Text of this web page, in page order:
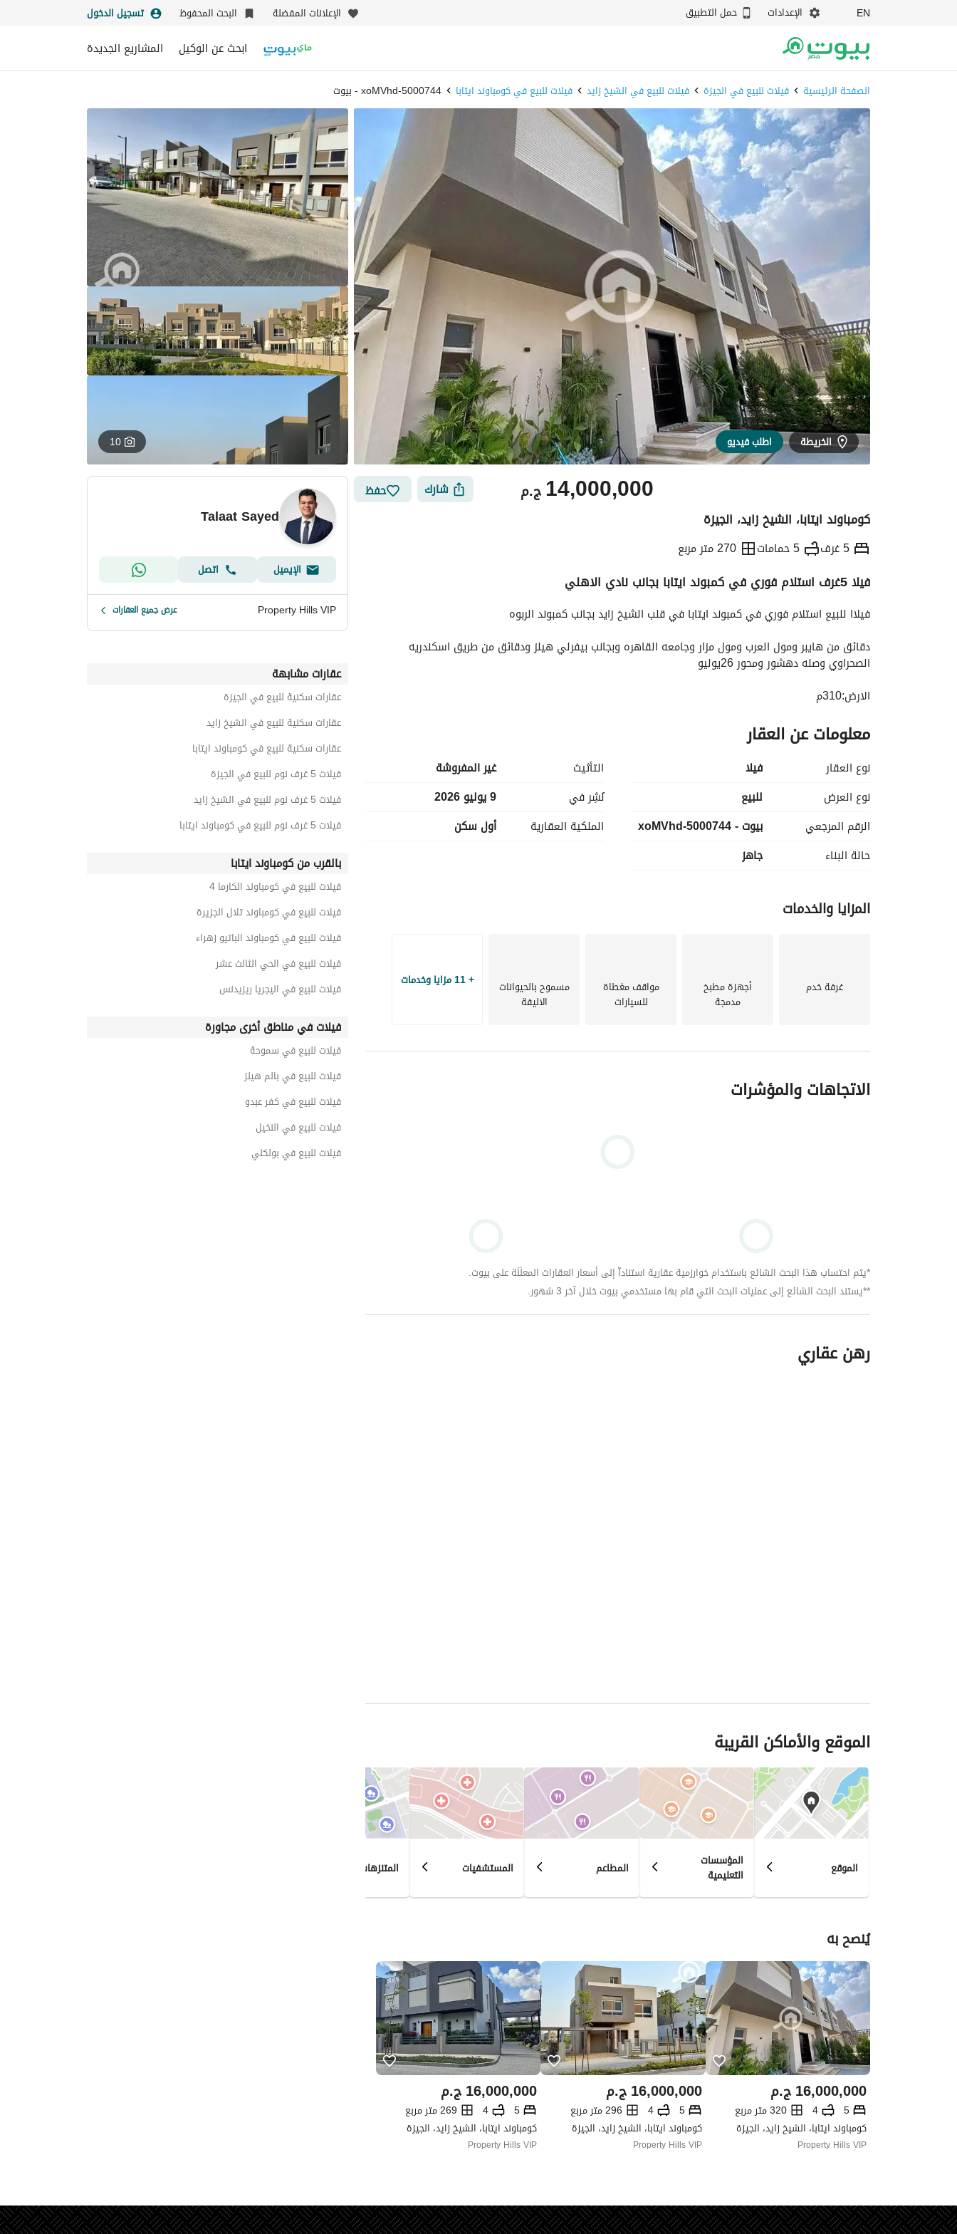
EN الإعدادات حمل التطبيق الإعلانات المفضلة البحث المحفوظ تسجيل الدخول
ابحث عن الوكيل المشاريع الجديدة
الصفحة الرئيسية فيلات للبيع في الجيزة فيلات للبيع في الشيخ زايد فيلات للبيع في كومباوند ايتابا 5000744-xoMVhd - بيوت
الخريطة اطلب فيديو 10
ج.م14,000,000 شارك حفظ
كومباوند ايتابا، الشيخ زايد، الجيزة
5 غرف 5 حمامات 270 متر مربع
الاتجاهات والمؤشرات الموقع والأماكن القريبة
فيلا 5غرف استلام فوري في كمبوند ايتابا بجانب نادي الاهلي
فيلاا للبيع استلام فوري في كمبوند ايتابا في قلب الشيخ زايد بجانب كمبوند الربوه
الصحراوي وصله دهشور ومحور 26يوليو
الارض:310م
5غرف
5حمام
مميزات المشروع:
لاند سكيب
تراك
مسجد
كافيهات
GYM
أبراج نورث إيدج العلمين الجديدة
معلومات عن العقار
نوع العقار
فیلا
نوع العرض
للبيع
الرقم المرجعي
بيوت - 5000744-xoMVhd
حالة البناء
جاهز
التأثيث
غير المفروشة
نُشِر في
9 يوليو 2026
الملكية العقارية
أول سكن
المزايا والخدمات
غرفة خدم أجهزة مطبخ
مدمجة
مواقف مغطاة
للسيارات
مسموح بالحيوانات
الاليفة
+ 11 مزايا وخدمات
الاتجاهات والمؤشرات
*يتم احتساب هذا البحث الشائع باستخدام خوارزمية عقارية استناداّ إلى أسعار العقارات المعلَنَة على بيوت.
**يستند البحث الشائع إلى عمليات البحث التي قام بها مستخدمي بيوت خلال آخر 3 شهور.
رهن عقاري
الموقع والأماكن القريبة
الموقع المؤسسات
التعليمية المطاعم المستشفيات المتنزهات
يُنصح به
ج.م16,000,000
5
4
320 متر مربع
كومباوند ايتابا، الشيخ زايد، الجيزة
Property Hills VIP
ج.م16,000,000
5
4
296 متر مربع
كومباوند ايتابا، الشيخ زايد، الجيزة
Property Hills VIP
ج.م16,000,000
5
4
269 متر مربع
كومباوند ايتابا، الشيخ زايد، الجيزة
Property Hills VIP
Talaat Sayed
الإيميل اتصل
Property Hills VIP عرض جميع العقارات
عقارات مشابهة
عقارات سكنية للبيع في الجيزة
عقارات سكنية للبيع في الشيخ زايد
عقارات سكنية للبيع في كومباوند ايتابا
فيلات 5 غرف نوم للبيع في الجيزة
فيلات 5 غرف نوم للبيع في الشيخ زايد
فيلات 5 غرف نوم للبيع في كومباوند ايتابا
بالقرب من كومباوند ايتابا
فيلات للبيع في كومباوند الكارما 4
فيلات للبيع في كومباوند تلال الجزيرة
فيلات للبيع في كومباوند الباتيو زهراء
فيلات للبيع في الحي الثالث عشر
فيلات للبيع في اليجريا ريزيدنس
فيلات في مناطق أخرى مجاورة
فيلات للبيع في سموحة
فيلات للبيع في بالم هيلز
فيلات للبيع في كفر عبدو
فيلات للبيع في النخيل
فيلات للبيع في بولكلي